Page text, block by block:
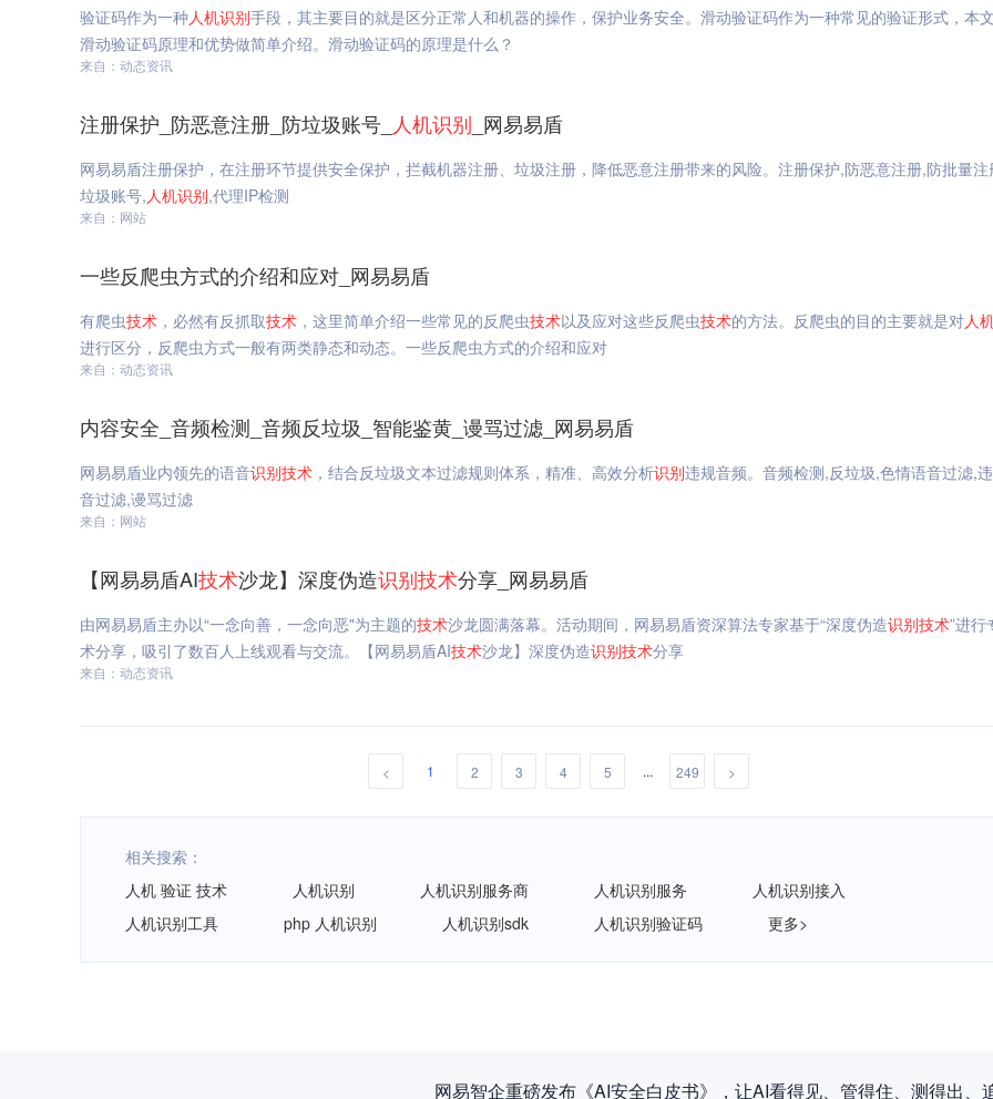
验证码作为一种人机识别手段，其主要目的就是区分正常人和机器的操作，保护业务安全。滑动验证码作为一种常见的验证形式，本
滑动验证码原理和优势做简单介绍。滑动验证码的原理是什么？
来自：动态资讯
注册保护_防恶意注册_防垃圾账号_ 人机识别 _网易易盾
网易易盾注册保护，在注册环节提供安全保护，拦截机器注册、垃圾注册，降低恶意注册带来的风险。注册保护,防恶意注册,防批量注
垃圾账号,人机识别,代理IP检测
来自：网站
一些反爬虫方式的介绍和应对_网易易盾
有爬虫技术 ，必然有反抓取技术 ，这里简单介绍一些常见的反爬虫技术以及应对这些反爬虫技术的方法。反爬虫的目的主要就是对人
进行区分，反爬虫方式一般有两类静态和动态。一些反爬虫方式的介绍和应对
来自：动态资讯
内容安全_音频检测_音频反垃圾_智能鉴黄_谩骂过滤_网易易盾
网易易盾业内领先的语音识别技术 ，结合反垃圾文本过滤规则体系，精准、高效分析识别违规音频。音频检测,反垃圾,色情语音过滤,
音过滤,谩骂过滤
来自：网站
【网易易盾AI技术沙龙】深度伪造识别技术分享_网易易盾
由网易易盾主办以“一念向善，一念向恶"为主题的技术沙龙圆满落幕。活动期间，网易易盾资深算法专家基于“深度伪造识别技术”进行
术分享，吸引了数百人上线观看与交流。【网易易盾AI技术沙龙】深度伪造识别技术分享
来自：动态资讯
< 1 2 3 4 5 ... 249 >
相关搜索：
人机 验证 技术
人机识别 人机识别服务商 人机识别服务
人机识别接入
人机识别工具
php 人机识别 人机识别sdk 人机识别验证码 更多>
网易智企重磅发布《AI安全白皮书》，让AI看得见、管得住、测得出、